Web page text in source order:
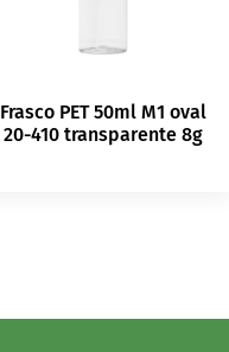
Frasco PET 50ml M1 oval
20-410 transparente 8g